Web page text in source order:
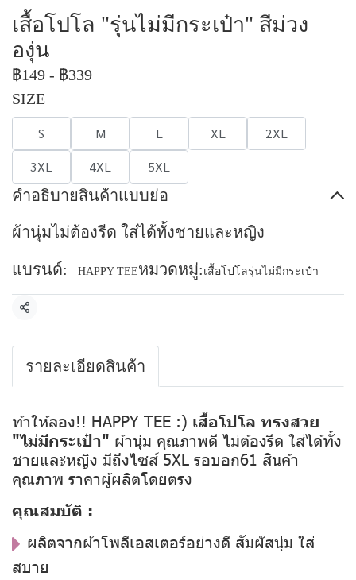
เสื้อโปโล "รุ่นไม่มีกระเป๋า" สีม่วง
องุ่น
฿149 - ฿339
SIZE
S M L XL
2XL
3XL
4XL 5XL
คำอธิบายสินค้าแบบย่อ
ผ้านุ่มไม่ต้องรีด ใส่ได้ทั้งชายและหญิง
แบรนด์: HAPPY TEEหมวดหมู่: เสื้อโปโลรุ่นไม่มีกระเป๋า
แชร์
รายละเอียดสินค้า
ท้าให้ลอง!! HAPPY TEE :) เสื้อโปโล ทรงสวย
"ไม่มีกระเป๋า" ผ้านุ่ม คุณภาพดี ไม่ต้องรีด ใส่ได้ทั้ง
ชายและหญิง มีถึงไซส์ 5XL รอบอก61 สินค้า
คุณภาพ ราคาผู้ผลิตโดยตรง
คุณสมบัติ :
ผลิตจากผ้าโพลีเอสเตอร์อย่างดี สัมผัสนุ่ม ใส่
สบาย